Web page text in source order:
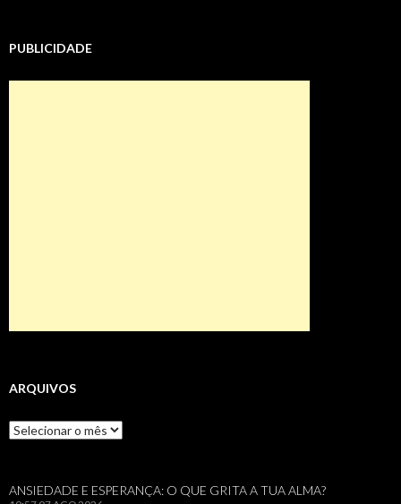
PUBLICIDADE
ARQUIVOS
Arquivos
ANSIEDADE E ESPERANÇA: O QUE GRITA A TUA ALMA?